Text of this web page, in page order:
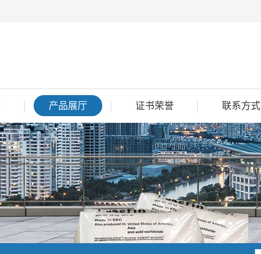
产品展厅 证书荣誉 联系方式